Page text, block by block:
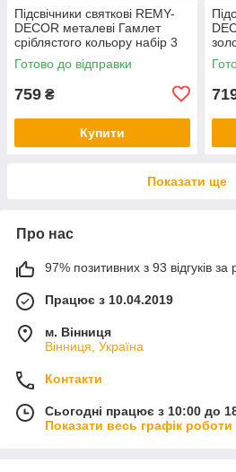
Підсвічники святкові REMY-
DEСOR металеві Гамлет
сріблястого кольору набір 3
шт. висота 23см 28см 33см
Готово до відправки
759 ₴
Купити
Показати ще
Про нас
97% позитивних з 93 відгуків за
Працює з 10.04.2019
м. Вінниця
Вінниця, Україна
Контакти
Сьогодні працює з 10:00 до
Показати весь графік роботи